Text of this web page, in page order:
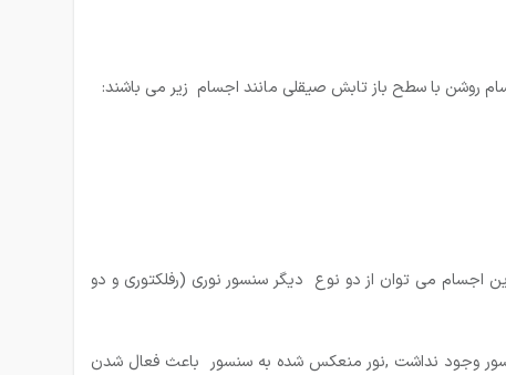
روشن با سطح باز تابش صیقلی مانند اجسام زیر می باشند:
می توان از دو نوع دیگر سنسور نوری (رفلکتوری و دو
وجود نداشت ,نور منعکس شده به سنسور باعث فعال شدن